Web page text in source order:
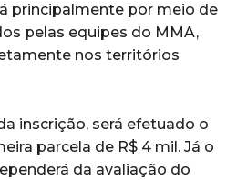
principalmente por meio de
pelas equipes do MMA,
nos territórios
inscrição, será efetuado o
parcela de R$ 4 mil. Já o
da avaliação do